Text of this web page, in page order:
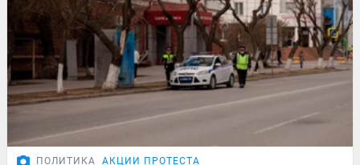
ПОЛИТИКА АКЦИИ ПРОТЕСТА